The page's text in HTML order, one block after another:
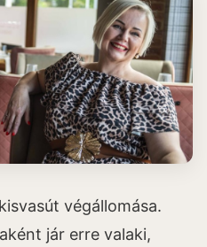
végállomása.
jár erre valaki,